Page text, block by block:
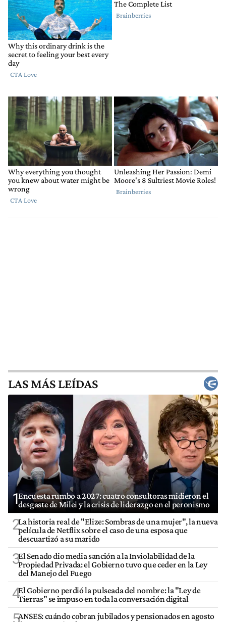
LAS MÁS LEÍDAS
1Encuesta rumbo a 2027: cuatro consultoras midieron el
desgaste de Milei y la crisis de liderazgo en el peronismo
2La historia real de "Elize: Sombras de una mujer", la nueva
película de Netflix sobre el caso de una esposa que
descuartizó a su marido
3El Senado dio media sanción a la Inviolabilidad de la
Propiedad Privada: el Gobierno tuvo que ceder en la Ley
del Manejo del Fuego
4El Gobierno perdió la pulseada del nombre: la "Ley de
Tierras" se impuso en toda la conversación digital
ANSES: cuándo cobran jubilados y pensionados en agosto